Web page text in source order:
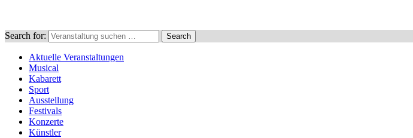
Search for: Search
Aktuelle Veranstaltungen
Musical
Kabarett
Sport
Ausstellung
Festivals
Konzerte
Künstler